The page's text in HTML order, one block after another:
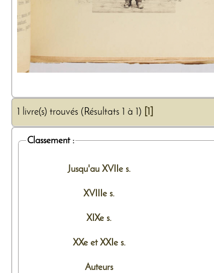
1 livre(s) trouvés (Résultats 1 à 1)
Classement :
Jusqu'au XVIIe s.
XVIIIe s.
XIXe s.
XXe et XXIe s.
Auteurs